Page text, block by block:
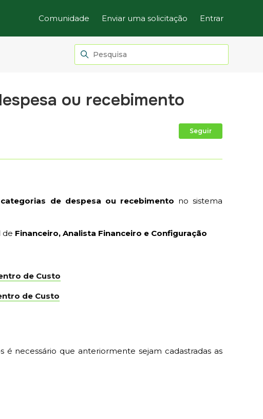
Comunidade Enviar uma solicitação Entrar
ou recebimento
Seguir
de despesa ou recebimento no sistema
de Financeiro, Analista Financeiro e Configuração
de Custo
de Custo
necessário que anteriormente sejam cadastradas as